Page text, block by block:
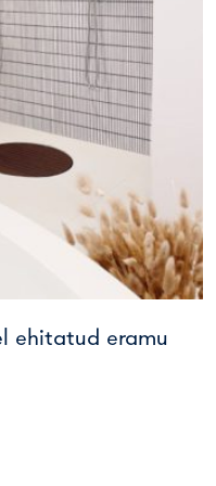
ehitatud eramu